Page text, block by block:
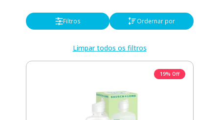
Filtros Ordernar por
Limpar todos os filtros
19% Off